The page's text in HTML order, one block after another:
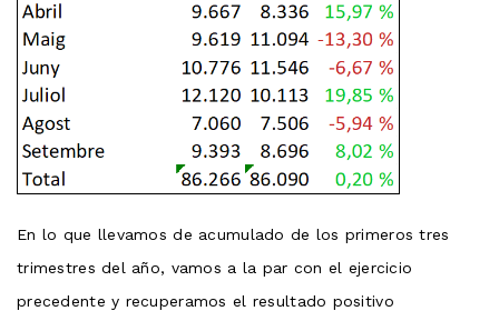
En lo que llevamos de acumulado de los primeros tres
trimestres del año, vamos a la par con el ejercicio
precedente y recuperamos el resultado positivo